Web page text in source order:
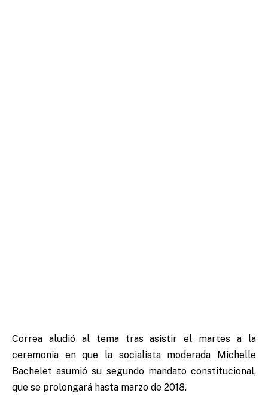
Correa aludió al tema tras asistir el martes a la
ceremonia en que la socialista moderada Michelle
Bachelet asumió su segundo mandato constitucional,
que se prolongará hasta marzo de 2018.